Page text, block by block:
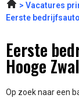
Vacatures
Eerste
Eerste
Hooge
Op zoek naar een